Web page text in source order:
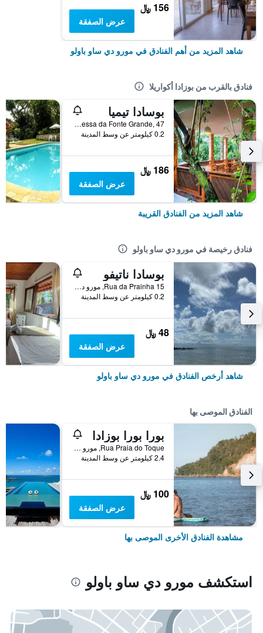
156 ﷼
عرض الصفقة
شاهد المزيد من أهم الفنادق في مورو دي ساو باولو
فنادق بالقرب من بوزادا أكواريلا
بوسادا تيميا
Travessa da Fonte Grande, 47, مورو دي ساو باولو, البرازيل
0.2 كيلومتر عن وسط المدينة
186 ﷼
عرض الصفقة
شاهد المزيد من الفنادق القريبة
فنادق رخيصة في مورو دي ساو باولو
بوسادا ناتيفو
Rua da Prainha 15, مورو دي ساو باولو, البرازيل
0.2 كيلومتر عن وسط المدينة
48 ﷼
عرض الصفقة
شاهد أرخص الفنادق في مورو دي ساو باولو
الفنادق الموصى بها
بورا بورا بوزادا
Rua Praia do Toque, مورو دي ساو باولو, البرازيل
2.4 كيلومتر عن وسط المدينة
100 ﷼
عرض الصفقة
مشاهدة الفنادق الأخرى الموصى بها
استكشف مورو دي ساو باولو